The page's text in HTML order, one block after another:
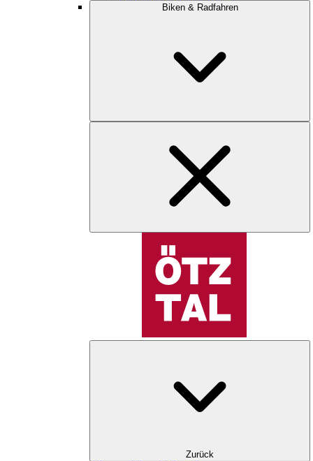
Biken & Radfahren
Zurück